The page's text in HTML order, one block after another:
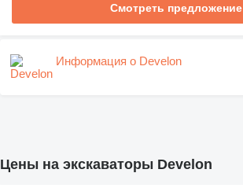
Смотреть предложение
Информация о Develon
Цены на экскаваторы Develon